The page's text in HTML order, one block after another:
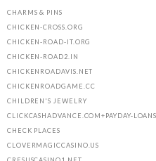
CHARMS & PINS
CHICKEN-CROSS.ORG
CHICKEN-ROAD-IT.ORG
CHICKEN-ROAD2.IN
CHICKENROADAVIS.NET
CHICKENROADGAME.CC
CHILDREN'S JEWELRY
CLICKCASHADVANCE.COM+PAYDAY-
CHECK PLACES
CLOVERMAGICCASINO.US